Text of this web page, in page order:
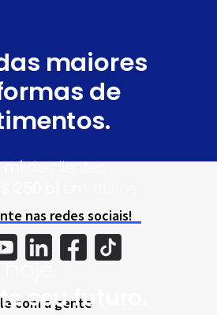
com a gente
nas redes sociais!
mi de clientes
maiores
de
hoje.
seu futuro.